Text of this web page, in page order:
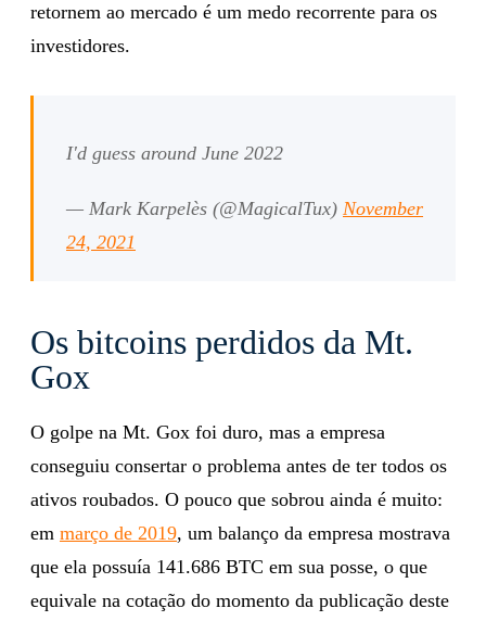
retornem ao mercado é um medo recorrente para os
investidores.
I'd guess around June 2022
— Mark Karpelès (@MagicalTux) November
24, 2021
Os bitcoins perdidos da Mt.
Gox
O golpe na Mt. Gox foi duro, mas a empresa
conseguiu consertar o problema antes de ter todos os
ativos roubados. O pouco que sobrou ainda é muito:
em março de 2019, um balanço da empresa mostrava
que ela possuía 141.686 BTC em sua posse, o que
equivale na cotação do momento da publicação deste